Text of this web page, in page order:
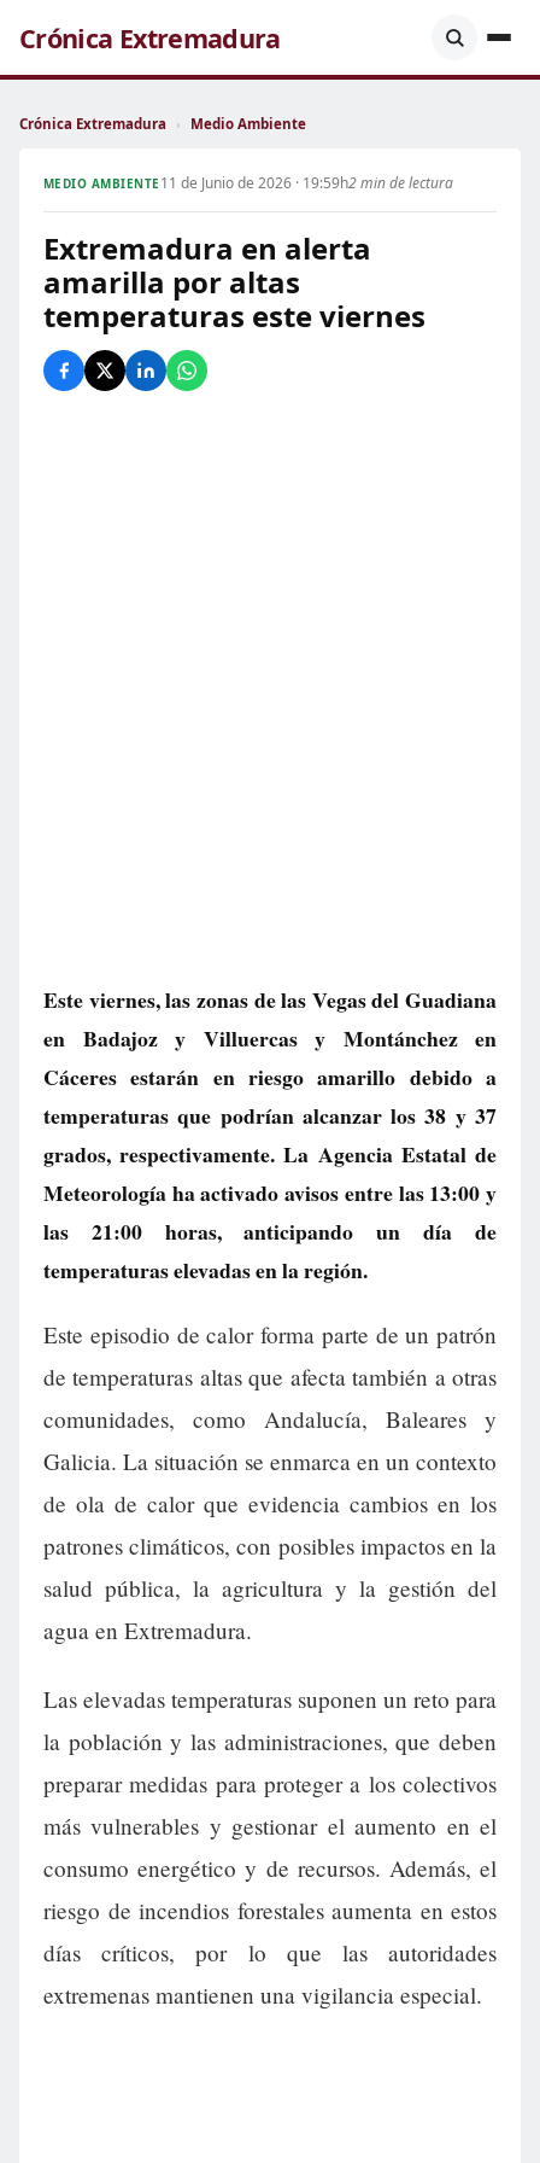
Crónica Extremadura
Crónica Extremadura › Medio Ambiente
MEDIO AMBIENTE 11 de Junio de 2026 · 19:59h2 min de lectura
Extremadura en alerta
amarilla por altas
temperaturas este viernes
Este viernes, las zonas de las Vegas del Guadiana
en Badajoz y Villuercas y Montánchez en
Cáceres estarán en riesgo amarillo debido a
temperaturas que podrían alcanzar los 38 y 37
grados, respectivamente. La Agencia Estatal de
Meteorología ha activado avisos entre las 13:00 y
las 21:00 horas, anticipando un día de
temperaturas elevadas en la región.
Este episodio de calor forma parte de un patrón
de temperaturas altas que afecta también a otras
comunidades, como Andalucía, Baleares y
Galicia. La situación se enmarca en un contexto
de ola de calor que evidencia cambios en los
patrones climáticos, con posibles impactos en la
salud pública, la agricultura y la gestión del
agua en Extremadura.
Las elevadas temperaturas suponen un reto para
la población y las administraciones, que deben
preparar medidas para proteger a los colectivos
más vulnerables y gestionar el aumento en el
consumo energético y de recursos. Además, el
riesgo de incendios forestales aumenta en estos
días críticos, por lo que las autoridades
extremenas mantienen una vigilancia especial.